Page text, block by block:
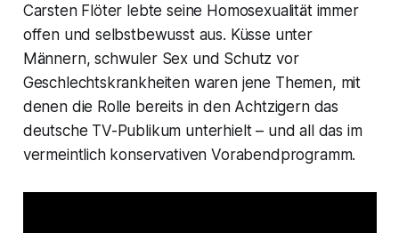
Carsten Flöter lebte seine Homosexualität immer
offen und selbstbewusst aus. Küsse unter
Männern, schwuler Sex und Schutz vor
Geschlechtskrankheiten waren jene Themen, mit
denen die Rolle bereits in den Achtzigern das
deutsche TV-Publikum unterhielt – und all das im
vermeintlich konservativen Vorabendprogramm.